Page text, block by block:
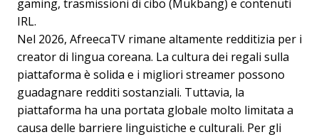
gaming, trasmissioni di cibo (Mukbang) e contenuti
IRL.
Nel 2026, AfreecaTV rimane altamente redditizia per i
creator di lingua coreana. La cultura dei regali sulla
piattaforma è solida e i migliori streamer possono
guadagnare redditi sostanziali. Tuttavia, la
piattaforma ha una portata globale molto limitata a
causa delle barriere linguistiche e culturali. Per gli